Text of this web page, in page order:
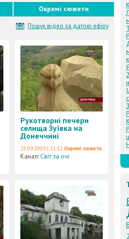
Окремі сюжети
Пошук відео за датою ефіру
Рукотворні печери
селища Зуївка на
Донеччині
25.09.2009 | 21:12 Окремі сюжети
Канал:Світ за очі